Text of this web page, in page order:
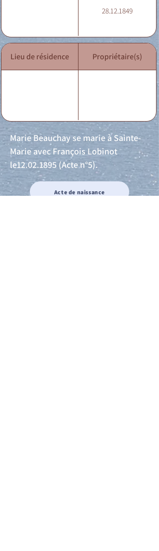
28.12.1849
Lieu de résidence Propriétaire(s)
Marie Beauchay se marie à Sainte-
Marie avec François Lobinot
le12.02.1895 (Acte n°5).
Acte de naissance